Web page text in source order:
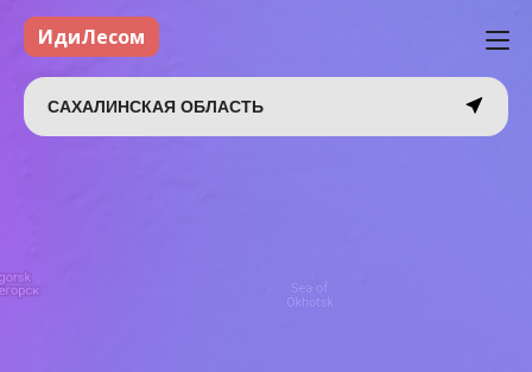
ИдиЛесом
САХАЛИНСКАЯ ОБЛАСТЬ